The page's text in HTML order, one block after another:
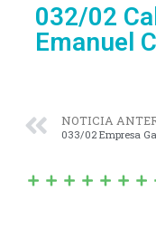
032/02
Emanuel
NOTICIA